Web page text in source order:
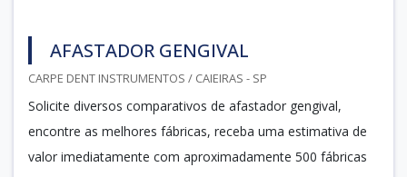
AFASTADOR GENGIVAL
CARPE DENT INSTRUMENTOS / CAIEIRAS - SP
Solicite diversos comparativos de afastador gengival,
encontre as melhores fábricas, receba uma estimativa de
valor imediatamente com aproximadamente 500 fábricas